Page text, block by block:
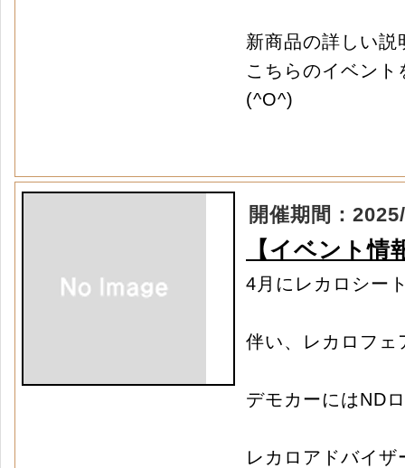
新商品の詳しい
こちらのイベン
(^O^)
開催期間：
【イベント
4月にレカロシー
伴い、レカロフェ
デモカーにはND
レカロアドバイ